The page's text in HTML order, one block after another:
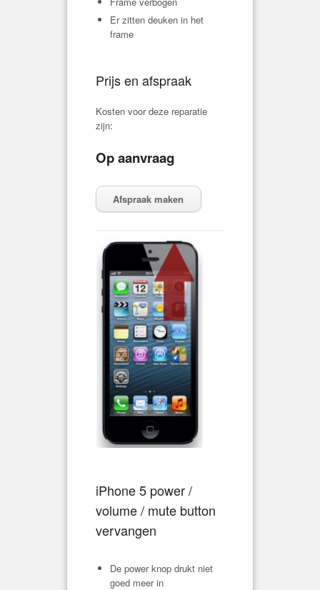
Er zitten deuken in het
frame
Prijs en afspraak
Kosten voor deze reparatie
zijn:
Op aanvraag
Afspraak maken
iPhone 5 power /
volume / mute button
vervangen
De power knop drukt niet
goed meer in